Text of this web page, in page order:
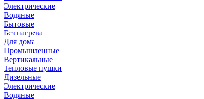
Электрические
Водяные
Бытовые
Без нагрева
Для дома
Промышленные
Вертикальные
Тепловые пушки
Дизельные
Электрические
Водяные